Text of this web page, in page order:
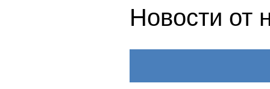
Новости от